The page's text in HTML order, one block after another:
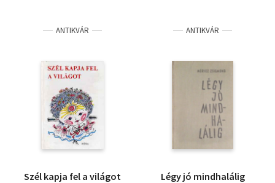
ANTIKVÁR
Szél kapja fel a világot
ANTIKVÁR
Légy jó mindhalálig